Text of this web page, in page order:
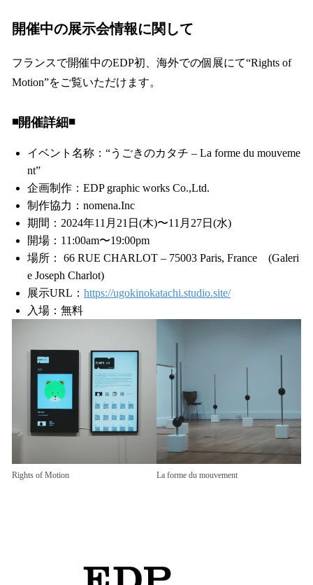
開催中の展示会情報に関して
フランスで開催中のEDP初、海外での個展にて“Rights of
Motion”をご覧いただけます。
◾️開催詳細◾️
イベント名称：“うごきのカタチ – La forme du mouveme
nt”
企画制作：EDP graphic works Co.,Ltd.
制作協力：nomena.Inc
期間：2024年11月21日(木)〜11月27日(水)
開場：11:00am〜19:00pm
場所： 66 RUE CHARLOT – 75003 Paris, France (Galeri
e Joseph Charlot)
展示URL： https://ugokinokatachi.studio.site/
入場：無料
Rights of Motion La forme du mouvement